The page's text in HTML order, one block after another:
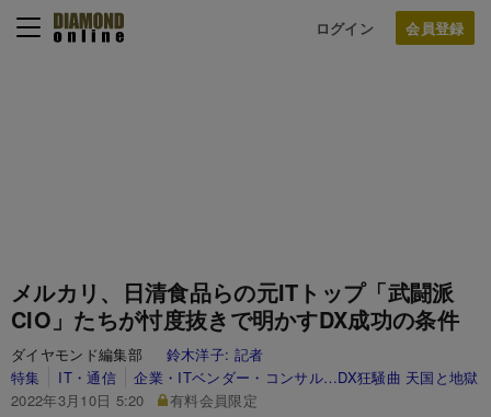
ログイン
メルカリ、日清食品らの元ITトップ「武闘派
CIO」たちが忖度抜きで明かすDX成功の条件
ダイヤモンド編集部 鈴木洋子: 記者
特集
IT・通信
企業・ITベンダー・コンサル…DX狂騒曲 天国と地獄
2022年3月10日 5:20
有料会員限定